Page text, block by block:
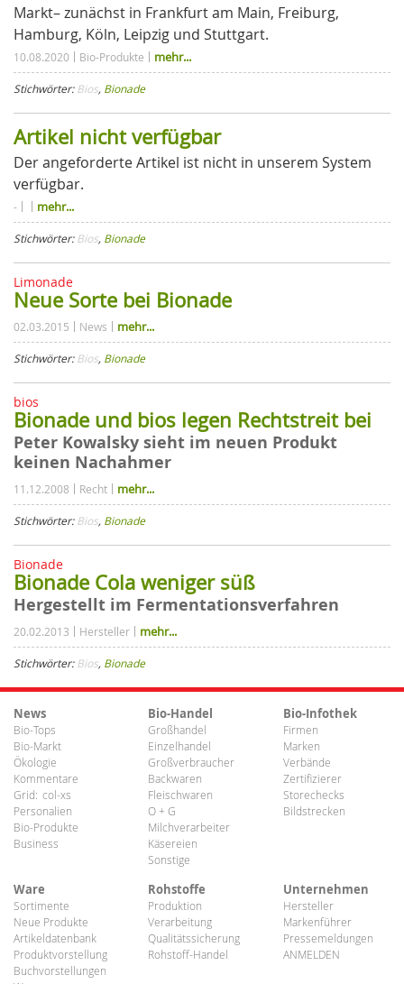
Markt– zunächst in Frankfurt am Main, Freiburg,
Hamburg, Köln, Leipzig und Stuttgart.
10.08.2020 Bio-Produkte mehr...
Stichwörter: Bios, Bionade
Artikel nicht verfügbar
Der angeforderte Artikel ist nicht in unserem System
verfügbar.
- mehr...
Stichwörter: Bios, Bionade
Limonade
Neue Sorte bei Bionade
02.03.2015 News mehr...
Stichwörter: Bios, Bionade
bios
Bionade und bios legen Rechtstreit bei
Peter Kowalsky sieht im neuen Produkt
keinen Nachahmer
11.12.2008 Recht mehr...
Stichwörter: Bios, Bionade
Bionade
Bionade Cola weniger süß
Hergestellt im Fermentationsverfahren
20.02.2013 Hersteller mehr...
Stichwörter: Bios, Bionade
News
Bio-Tops
Bio-Markt
Ökologie
Kommentare
Grid: col-xs
Personalien
Bio-Produkte
Business
Bio-Handel
Großhandel
Einzelhandel
Großverbraucher
Backwaren
Fleischwaren
O + G
Milchverarbeiter
Käsereien
Sonstige
Bio-Infothek
Firmen
Marken
Verbände
Zertifizierer
Storechecks
Bildstrecken
Ware
Sortimente
Neue Produkte
Artikeldatenbank
Produktvorstellung
Buchvorstellungen
Rohstoffe
Produktion
Verarbeitung
Qualitätssicherung
Rohstoff-Handel
Unternehmen
Hersteller
Markenführer
Pressemeldungen
ANMELDEN